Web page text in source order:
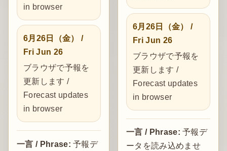
in browser
6月26日（金） /
Fri Jun 26
ブラウザで予報を
更新します /
Forecast updates
in browser
一言 / Phrase: 予報デ
6月26日（金） /
Fri Jun 26
ブラウザで予報を
更新します /
Forecast updates
in browser
一言 / Phrase: 予報デ
ータを読み込めませ